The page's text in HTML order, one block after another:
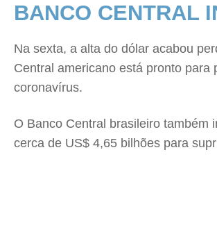
BANCO CENTRAL
Na sexta, a alta do dólar acabou
Central americano está pronto
coronavírus.
O Banco Central brasileiro também
cerca de US$ 4,65 bilhões para